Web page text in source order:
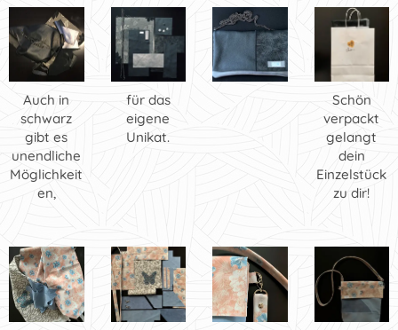
Auch in
schwarz
gibt es
unendliche
Möglichkeit
en,
für das
eigene
Unikat.
Schön
verpackt
gelangt
dein
Einzelstück
zu dir!